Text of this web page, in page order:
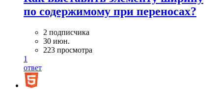
по содержимому при переносах?
2 подписчика
30 июн.
223 просмотра
1
ответ